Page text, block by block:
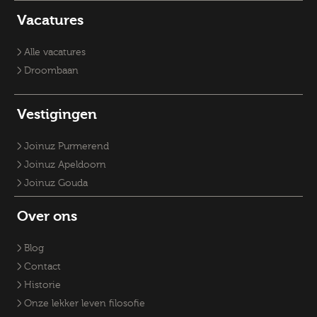
Vacatures RO-adviseurs
Vacatures Fysiek Domein
Vacature klantmanager
Vacatures GZ-psychologen
Accountmanager
Vacatures
Alle vacatures
Droombaan
Vestigingen
Joinuz Purmerend
Joinuz Apeldoorn
Joinuz Gouda
Over ons
Blog
Contact
Historie
Onze lekker leven filosofie